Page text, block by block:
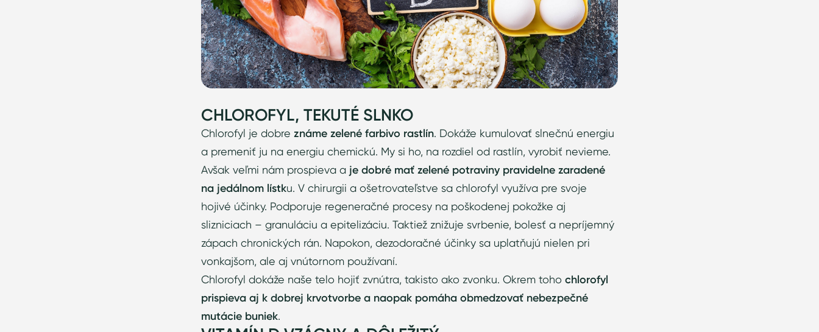
CHLOROFYL, TEKUTÉ SLNKO
Chlorofyl je dobre známe zelené farbivo rastlín. Dokáže kumulovať slnečnú energiu
a premeniť ju na energiu chemickú. My si ho, na rozdiel od rastlín, vyrobiť nevieme.
Avšak veľmi nám prospieva a je dobré mať zelené potraviny pravidelne zaradené
na jedálnom lístku. V chirurgii a ošetrovateľstve sa chlorofyl využíva pre svoje
hojivé účinky. Podporuje regeneračné procesy na poškodenej pokožke aj
slizniciach – granuláciu a epitelizáciu. Taktiež znižuje svrbenie, bolesť a nepríjemný
zápach chronických rán. Napokon, dezodoračné účinky sa uplatňujú nielen pri
vonkajšom, ale aj vnútornom používaní.
Chlorofyl dokáže naše telo hojiť zvnútra, takisto ako zvonku. Okrem toho chlorofyl
prispieva aj k dobrej krvotvorbe a naopak pomáha obmedzovať nebezpečné
mutácie buniek.